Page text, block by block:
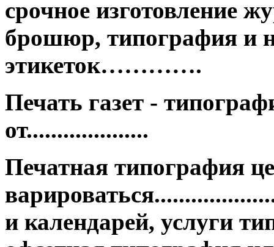
срочное изготовление
брошюр, типография и
этикеток………….
Печать газет -
от....................
Печатная типография
и календарей, услуги